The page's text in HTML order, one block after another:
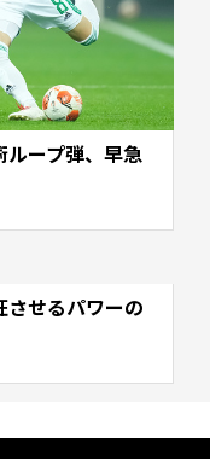
ープ弾、早急
せるパワーの